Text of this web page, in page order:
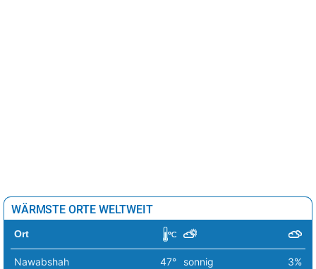
WÄRMSTE ORTE WELTWEIT
Ort
Nawabshah 47° sonnig 3%